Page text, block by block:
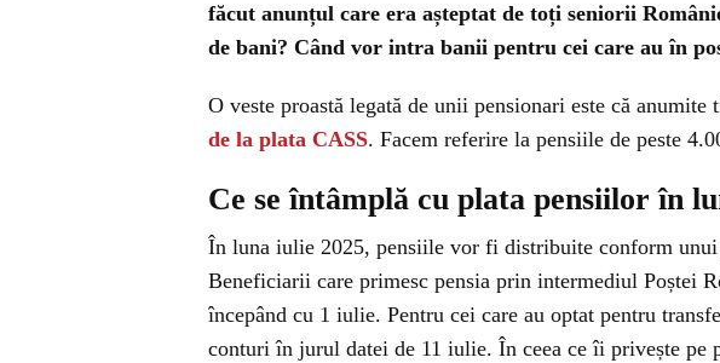
făcut anunțul care era așteptat de toți seniorii
de bani? Când vor intra banii pentru cei care au în
O veste proastă legată de unii pensionari este că
de la plata CASS. Facem referire la pensiile de peste
Ce se întâmplă cu plata pensiilor în
În luna iulie 2025, pensiile vor fi distribuite conform
Beneficiarii care primesc pensia prin intermediul Poștei
începând cu 1 iulie. Pentru cei care au optat pentru
conturi în jurul datei de 11 iulie. În ceea ce îi privește pe